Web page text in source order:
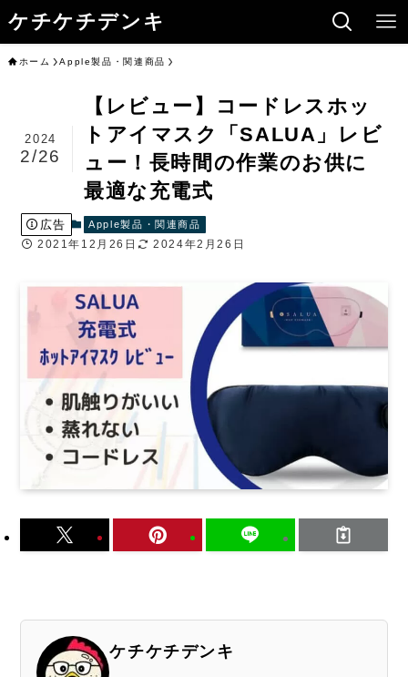
ケチケチデンキ
ホーム Apple製品・関連商品
【レビュー】コードレスホッ
トアイマスク「SALUA」レビ
ュー！長時間の作業のお供に
最適な充電式
2024
2/26
広告 Apple製品・関連商品
2021年12月26日 2024年2月26日
ケチケチデンキ